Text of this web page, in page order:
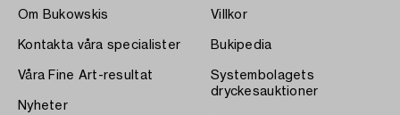
Om Bukowskis
Kontakta våra specialister
Våra Fine Art-resultat
Nyheter
Villkor
Bukipedia
Systembolagets
dryckesauktioner